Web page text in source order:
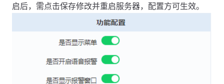
启后，需点击保存修改并重启服务器，配置方可生效。